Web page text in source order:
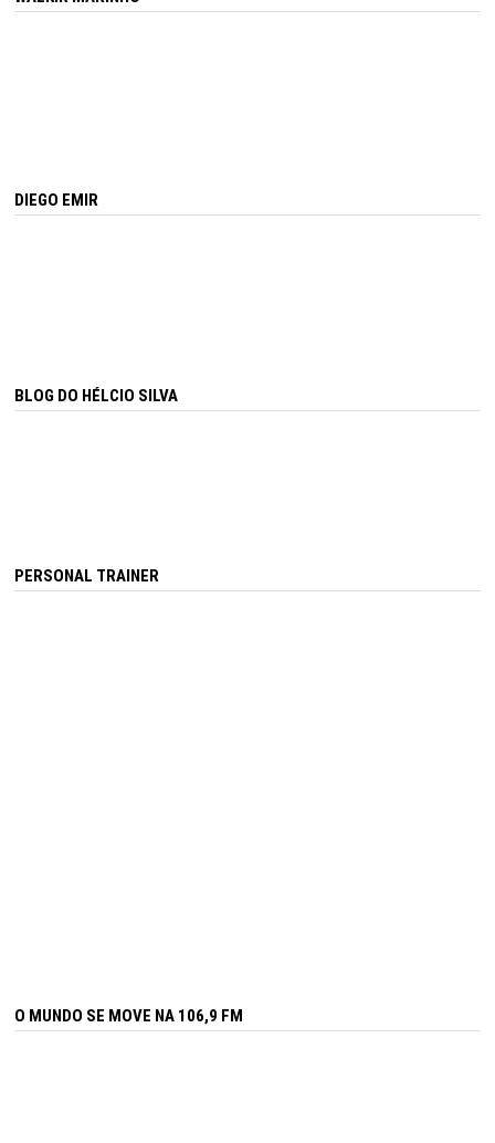
DIEGO EMIR
BLOG DO HÉLCIO SILVA
PERSONAL TRAINER
O MUNDO SE MOVE NA 106,9 FM